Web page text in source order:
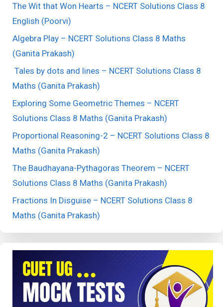
The Wit that Won Hearts – NCERT Solutions Class 8
English (Poorvi)
Algebra Play – NCERT Solutions Class 8 Maths
(Ganita Prakash)
Tales by dots and lines – NCERT Solutions Class 8
Maths (Ganita Prakash)
Exploring Some Geometric Themes – NCERT
Solutions Class 8 Maths (Ganita Prakash)
Proportional Reasoning-2 – NCERT Solutions Class 8
Maths (Ganita Prakash)
The Baudhayana-Pythagoras Theorem – NCERT
Solutions Class 8 Maths (Ganita Prakash)
Fractions In Disguise – NCERT Solutions Class 8
Maths (Ganita Prakash)